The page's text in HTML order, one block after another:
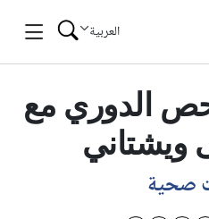
العربية
الدوري مع
صحية